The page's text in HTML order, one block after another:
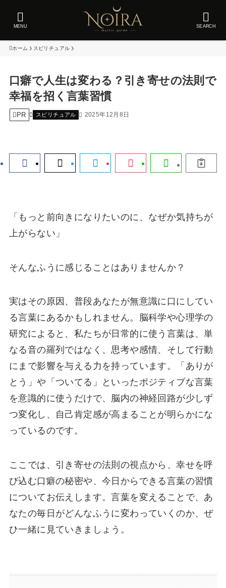
SEARCH
MENU
ホーム スピリチュアル
口癖で人生は変わる？引き寄せの法則で
幸福を招く言葉習慣
PR スピリチュアル 2025年12月8日
「もっと前向きになりたいのに、なぜか気持ちが
上がらない」
そんなふうに感じることはありませんか？
実はその原因、普段あなたが無意識に口にしてい
る言葉にあるかもしれません。脳科学や心理学の
研究によると、私たちが日常的に使う言葉は、単
なる音の羅列ではなく、思考や感情、そして行動
にまで影響を与える力を持っています。「ありが
とう」や「ついてる」といったポジティブな言葉
を意識的に使うだけで、脳内の神経回路が少しず
つ変化し、自己肯定感が高まることが明らかにな
っているのです。
ここでは、引き寄せの法則の視点から、幸せを呼
び込む口癖の秘密や、今日からできる言葉の習慣
についてお伝えします。言葉を変えることで、あ
なたの毎日がどんなふうに変わっていくのか、ぜ
ひ一緒に見ていきましょう。